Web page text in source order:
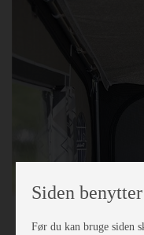
Siden
Før du kan bruge siden